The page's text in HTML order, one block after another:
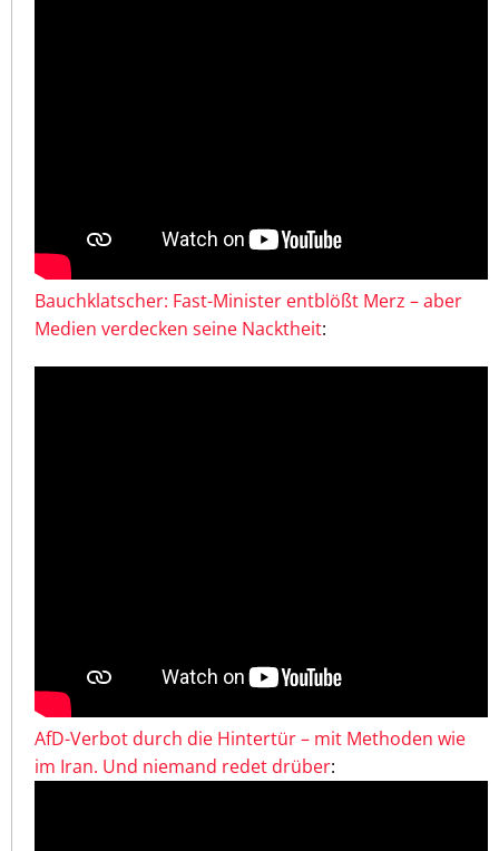
Bauchklatscher: Fast-Minister entblößt Merz – aber
Medien verdecken seine Nacktheit:
AfD-Verbot durch die Hintertür – mit Methoden wie
im Iran. Und niemand redet drüber: